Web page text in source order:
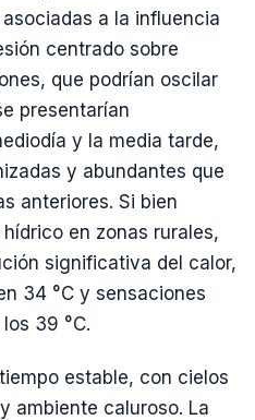
a la influencia
centrado sobre
que podrían oscilar
presentarían
y la media tarde,
y abundantes que
anteriores. Si bien
en zonas rurales,
significativa del calor,
34 °C y sensaciones
39 °C.
estable, con cielos
ambiente caluroso. La